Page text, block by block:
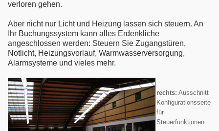
verloren gehen.
Aber nicht nur Licht und Heizung lassen sich steuern. An
Ihr Buchungssystem kann alles Erdenkliche
angeschlossen werden: Steuern Sie Zugangstüren,
Notlicht, Heizungsvorlauf, Warmwasserversorgung,
Alarmsysteme und vieles mehr.
rechts: Ausschnitt
Konfigurationsseite
für
Steuerfunktionen